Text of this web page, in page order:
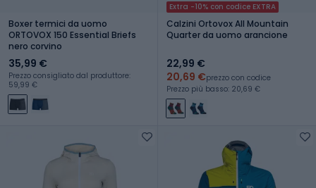
Boxer termici da uomo
ORTOVOX 150 Essential Briefs
nero corvino
35,99 €
Prezzo consigliato dal produttore:
59,99 €
Extra -10% con codice EXTRA
Calzini Ortovox All Mountain
Quarter da uomo arancione
22,99 €
20,69 €prezzo con codice
Prezzo più basso: 20,69 €